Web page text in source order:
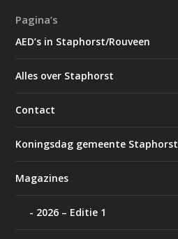
Pagina’s
AED’s in Staphorst/Rouveen
Alles over Staphorst
Contact
Koningsdag gemeente Staphorst
Magazines
2026 – Editie 1